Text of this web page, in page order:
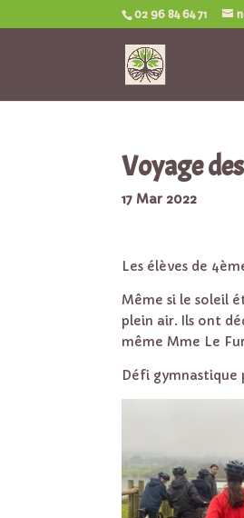
02 96 84 64 71
Voyage
17 Mar 2022
Les élèves de
Même si le soleil
plein air. Ils ont
même Mme Le
Défi gymnastique